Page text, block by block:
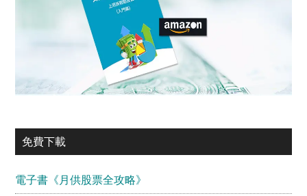
免費下載
電子書《月供股票全攻略》